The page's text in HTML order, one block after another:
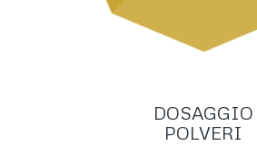
DOSAGGIO
POLVERI